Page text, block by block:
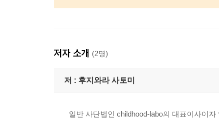
저자 소개 (2명)
저 : 후지와라 사토미
일반 사단법인 childhood-labo의 대표이사이